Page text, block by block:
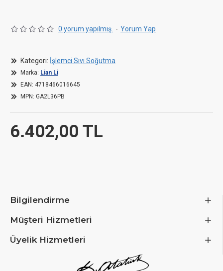
Copper cooler & durable pump: Designed for continuous
operation
Length / Depth
Radiator Size
0 yorum yapılmış. - Yorum Yap
6.402,00 TL
Kategori: İşlemci Sıvı Soğutma
Marka: Lian Li
EAN: 4718466016645
MPN: GA2L36PB
Bilgilendirme
Müşteri Hizmetleri
Üyelik Hizmetleri